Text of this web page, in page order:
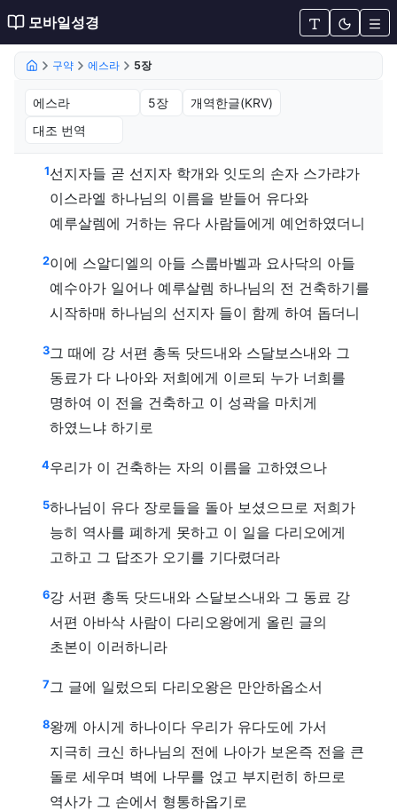
모바일성경
구약 에스라 5장
에스라 5장 (개역한글(KRV))
1선지자들 곧 선지자 학개와 잇도의 손자 스가랴가
이스라엘 하나님의 이름을 받들어 유다와
예루살렘에 거하는 유다 사람들에게 예언하였더니
2이에 스알디엘의 아들 스룹바벨과 요사닥의 아들
예수아가 일어나 예루살렘 하나님의 전 건축하기를
시작하매 하나님의 선지자 들이 함께 하여 돕더니
3그 때에 강 서편 총독 닷드내와 스달보스내와 그
동료가 다 나아와 저희에게 이르되 누가 너희를
명하여 이 전을 건축하고 이 성곽을 마치게
하였느냐 하기로
4우리가 이 건축하는 자의 이름을 고하였으나
5하나님이 유다 장로들을 돌아 보셨으므로 저희가
능히 역사를 폐하게 못하고 이 일을 다리오에게
고하고 그 답조가 오기를 기다렸더라
6강 서편 총독 닷드내와 스달보스내와 그 동료 강
서편 아바삭 사람이 다리오왕에게 올린 글의
초본이 이러하니라
7그 글에 일렀으되 다리오왕은 만안하옵소서
8왕께 아시게 하나이다 우리가 유다도에 가서
지극히 크신 하나님의 전에 나아가 보온즉 전을 큰
돌로 세우며 벽에 나무를 얹고 부지런히 하므로
역사가 그 손에서 형통하옵기로